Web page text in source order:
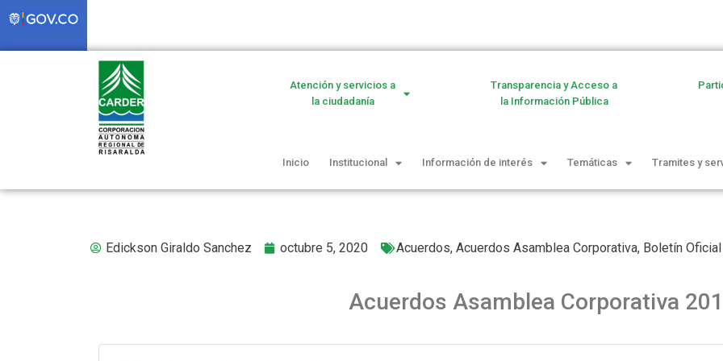
Atención y servicios a
la ciudadanía
Transparencia y Acceso a
la Información Pública
Inicio Institucional Información de interés Temáticas Tramites y
Edickson Giraldo Sanchez octubre 5, 2020 Acuerdos, Acuerdos Asamblea Corporativa, Boletín Oficial
Acuerdos Asamblea Corporativa